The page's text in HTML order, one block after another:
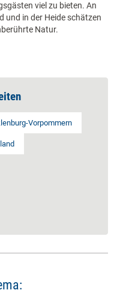
viel zu bieten. An
und in der Heide schätzen
Natur.
Vorpommern